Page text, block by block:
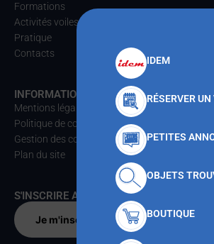
IDEM
RÉSERVER
PETITES
OBJETS
BOUTIQUE
Formations
Activités voiles
Pratique
Contacts
INFORMATIONS
Mentions légales
Politique de confidentialités
Gestion des cookies
Plan du site
S'INSCRIRE AU CNMT
Je m'inscris par